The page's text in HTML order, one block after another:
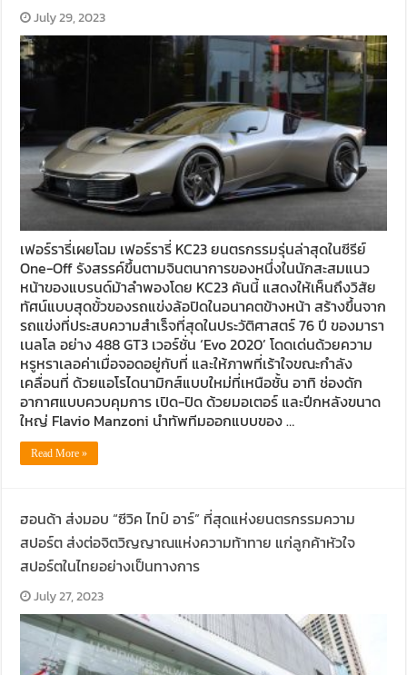
July 29, 2023
เฟอร์รารี่เผยโฉม เฟอร์รารี่ KC23 ยนตรกรรมรุ่นล่าสุดในซีรีย์
One-Off รังสรรค์ขึ้นตามจินตนาการของหนึ่งในนักสะสมแนว
หน้าของแบรนด์ม้าลำพองโดย KC23 คันนี้ แสดงให้เห็นถึงวิสัย
ทัศน์แบบสุดขั้วของรถแข่งล้อปิดในอนาคตข้างหน้า สร้างขึ้นจาก
รถแข่งที่ประสบความสำเร็จที่สุดในประวัติศาสตร์ 76 ปี ของมารา
เนลโล อย่าง 488 GT3 เวอร์ชั่น ‘Evo 2020’ โดดเด่นด้วยความ
หรูหราเลอค่าเมื่อจอดอยู่กับที่ และให้ภาพที่เร้าใจขณะกำลัง
เคลื่อนที่ ด้วยแอโรไดนามิกส์แบบใหม่ที่เหนือชั้น อาทิ ช่องดัก
อากาศแบบควบคุมการ เปิด-ปิด ด้วยมอเตอร์ และปีกหลังขนาด
ใหญ่ Flavio Manzoni นำทัพทีมออกแบบของ …
Read More »
ฮอนด้า ส่งมอบ “ซีวิค ไทป์ อาร์” ที่สุดแห่งยนตรกรรมความ
สปอร์ต ส่งต่อจิตวิญญาณแห่งความท้าทาย แก่ลูกค้าหัวใจ
สปอร์ตในไทยอย่างเป็นทางการ
July 27, 2023